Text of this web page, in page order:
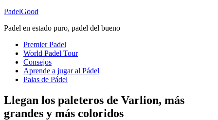
PadelGood
Padel en estado puro, padel del bueno
Premier Padel
World Padel Tour
Consejos
Aprende a jugar al Pádel
Palas de Pádel
Llegan los paleteros de Varlion, más
grandes y más coloridos